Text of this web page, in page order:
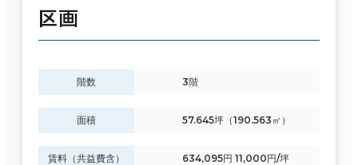
区画
階数 3階
面積 57.645坪（190.563㎡）
賃料（共益費含） 634,095円 11,000円/坪